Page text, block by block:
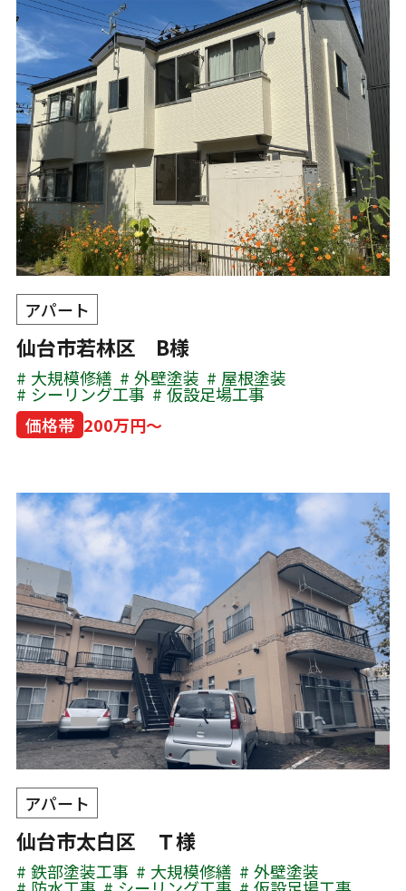
アパート
仙台市若林区 B様
大規模修繕 外壁塗装 屋根塗装
シーリング工事
仮設足場工事
価格帯 200万円～
アパート
仙台市太白区 Ｔ様
鉄部塗装工事 大規模修繕 外壁塗装